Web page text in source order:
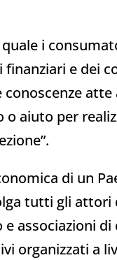
quale i
e dei
atte
aiuto per
di un
tutti gli attori
associazioni
organizzati a